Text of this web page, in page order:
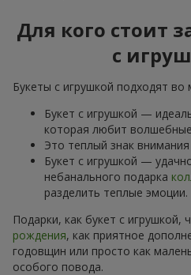
Для кого стоит
с
Букеты с игрушкой подходят во
Букет с игрушкой —
которая любит волшебные
Это теплый знак
Букет с игрушкой —
небанального подарка
разделить теплые эмоции.
Подарки, как букет с игрушкой,
рождения, как приятное
годовщин или просто как
особого повода.